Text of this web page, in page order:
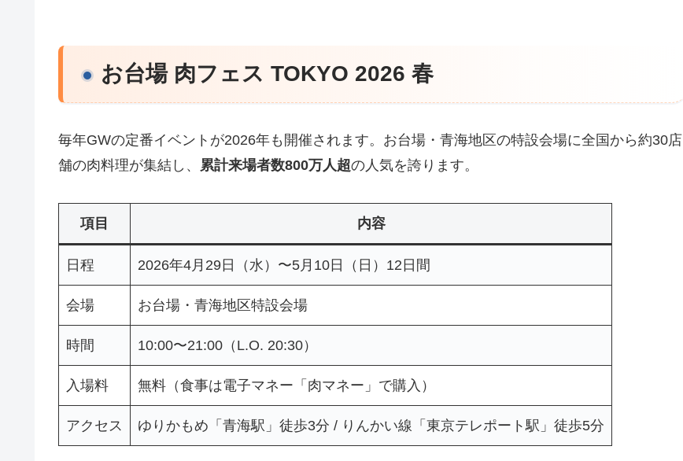
お台場 肉フェス TOKYO 2026 春
毎年GWの定番イベントが2026年も開催されます。お台場・青海地区の特設会場に全国から約30店
舗の肉料理が集結し、 累計来場者数800万人超の人気を誇ります。
項目 内容
日程 2026年4月29日（水）〜5月10日（日）12日間
会場 お台場・青海地区特設会場
時間 10:00〜21:00（L.O. 20:30）
入場料 無料（食事は電子マネー「肉マネー」で購入）
アクセス ゆりかもめ「青海駅」徒歩3分 / りんかい線「東京テレポート駅」徒歩5分